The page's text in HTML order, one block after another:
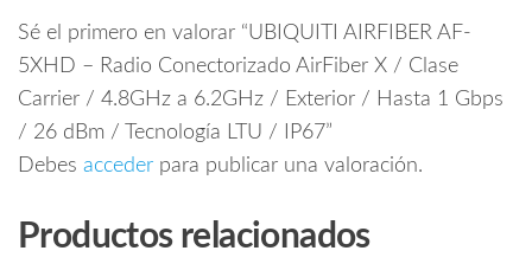
Sé el primero en valorar “UBIQUITI AIRFIBER AF-
5XHD – Radio Conectorizado AirFiber X / Clase
Carrier / 4.8GHz a 6.2GHz / Exterior / Hasta 1 Gbps
/ 26 dBm / Tecnología LTU / IP67”
Debes acceder para publicar una valoración.
Productos relacionados